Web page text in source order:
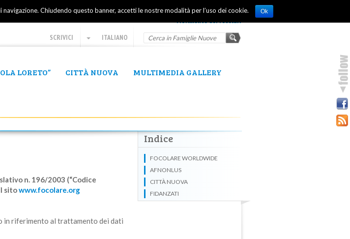
Movimento dei focolari
ITALIANO
SCRIVICI
LORETO” CITTÀ NUOVA MULTIMEDIA GALLERY
n. 196/2003 (“Codice
sitowww.focolare.org
in riferimento al trattamento dei dati
Indice
FOCOLARE WORLDWIDE
AFNONLUS
CITTÀ NUOVA
FIDANZATI
Chiudendo questo banner, accetti le nostre modalità per l’uso dei cookie. Ok